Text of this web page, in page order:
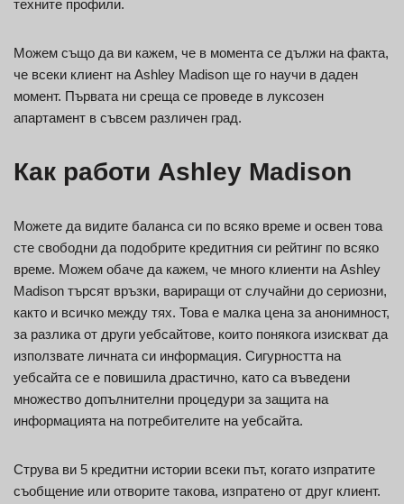
техните профили.
Можем също да ви кажем, че в момента се дължи на факта,
че всеки клиент на Ashley Madison ще го научи в даден
момент. Първата ни среща се проведе в луксозен
апартамент в съвсем различен град.
Как работи Ashley Madison
Можете да видите баланса си по всяко време и освен това
сте свободни да подобрите кредитния си рейтинг по всяко
време. Можем обаче да кажем, че много клиенти на Ashley
Madison търсят връзки, вариращи от случайни до сериозни,
както и всичко между тях. Това е малка цена за анонимност,
за разлика от други уебсайтове, които понякога изискват да
използвате личната си информация. Сигурността на
уебсайта се е повишила драстично, като са въведени
множество допълнителни процедури за защита на
информацията на потребителите на уебсайта.
Струва ви 5 кредитни истории всеки път, когато изпратите
съобщение или отворите такова, изпратено от друг клиент.